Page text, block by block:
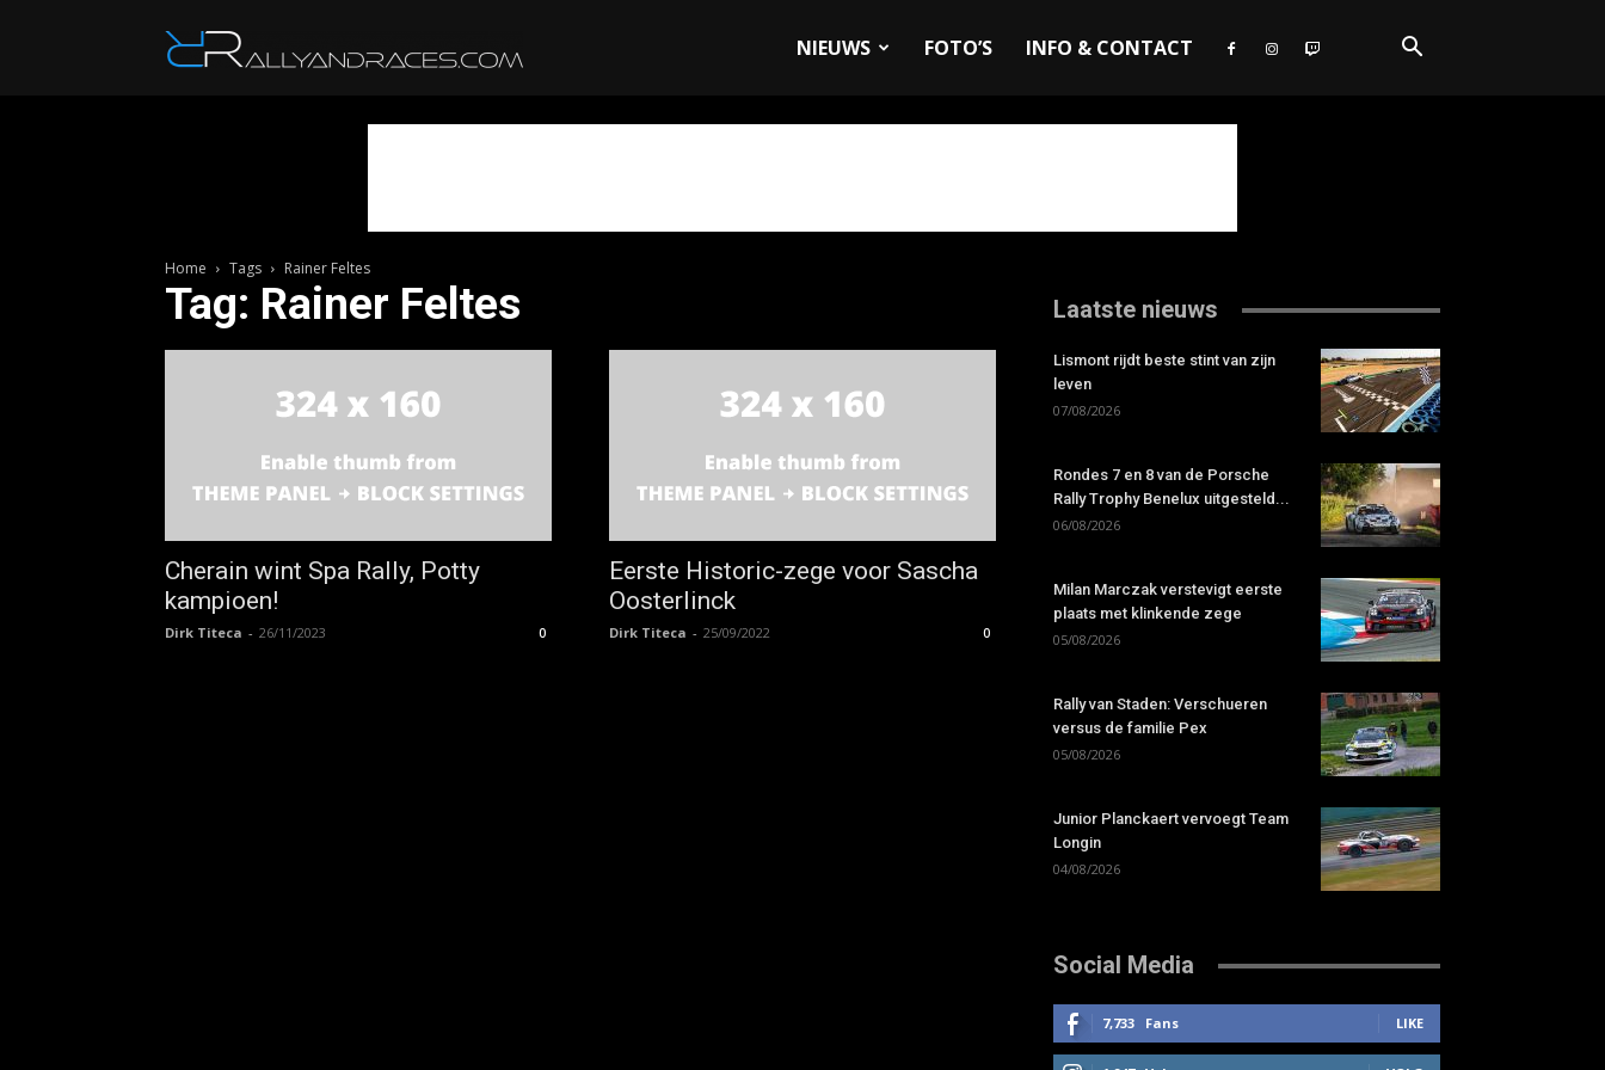
NIEUWS FOTO’S INFO & CONTACT
Home Tags Rainer Feltes
Tag: Rainer Feltes
Cherain wint Spa Rally, Potty
kampioen!
Dirk Titeca - 26/11/2023 0
Eerste Historic-zege voor Sascha
Oosterlinck
Dirk Titeca - 25/09/2022 0
Laatste nieuws
Lismont rijdt beste stint van zijn
leven
07/08/2026
Rondes 7 en 8 van de Porsche
Rally Trophy Benelux uitgesteld...
06/08/2026
Milan Marczak verstevigt eerste
plaats met klinkende zege
05/08/2026
Rally van Staden: Verschueren
versus de familie Pex
05/08/2026
Junior Planckaert vervoegt Team
Longin
04/08/2026
Social Media
7,733 Fans LIKE